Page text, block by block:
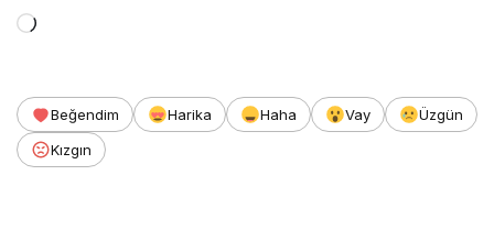
Yükleniyor...
Beğendim Harika Haha Vay
Üzgün
Kızgın